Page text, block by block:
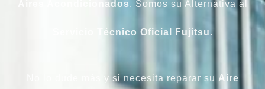
Aires Acondicionados. Somos su Alternativa al
Servicio Técnico Oficial Fujitsu.
No lo dude más y si necesita reparar su Aire